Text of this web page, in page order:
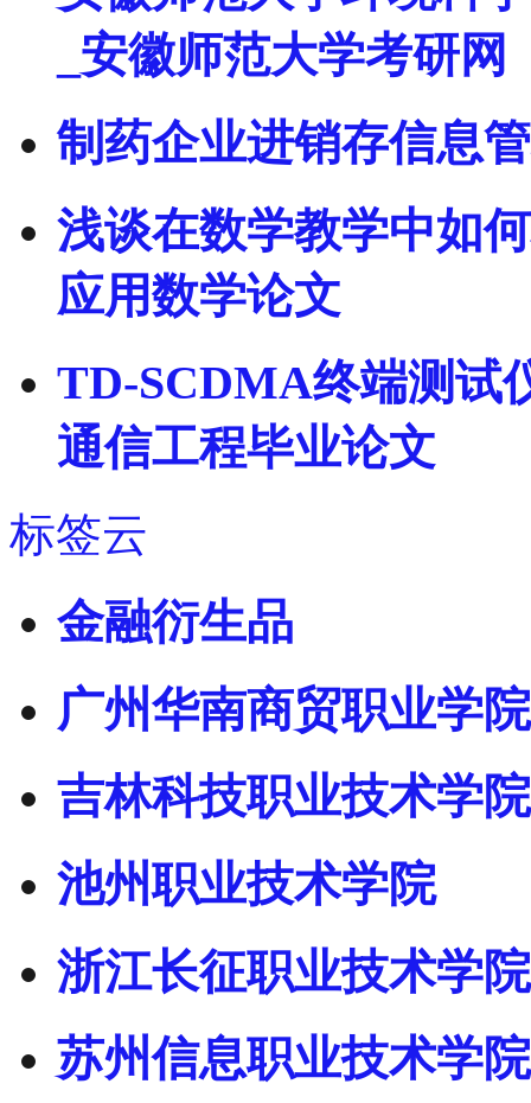
_安徽师范大学考研网
制药企业进销存信息
浅谈在数学教学中如
应用数学论文
TD-SCDMA终端测试
通信工程毕业论文
标签云
金融衍生品
广州华南商贸职业学院
吉林科技职业技术学院
池州职业技术学院
浙江长征职业技术学院
苏州信息职业技术学院